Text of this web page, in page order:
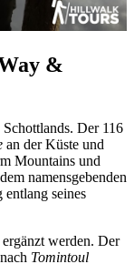
&
Der 116
an der Küste und
Mountains und
namensgebenden
seines
werden. Der
Tomintoul